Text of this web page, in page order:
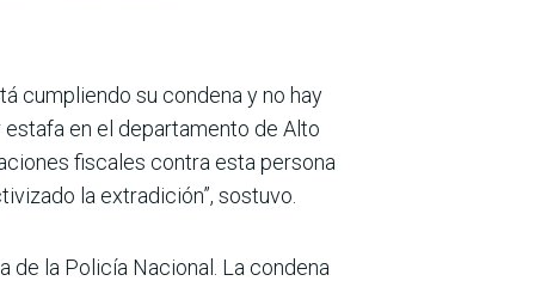
cum­pliendo su condena y no hay
en el departamento de Alto
fisca­les contra esta persona
la extradición”, sostuvo.
de la Policía Nacional. La condena